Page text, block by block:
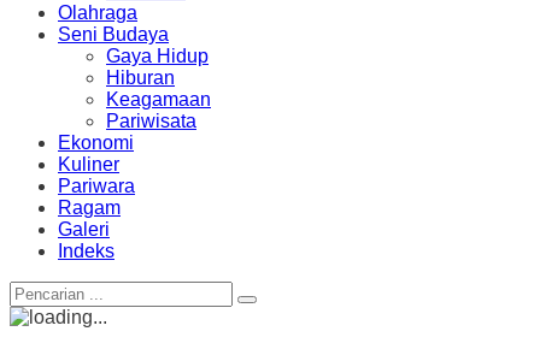
Olahraga
Seni Budaya
Gaya Hidup
Hiburan
Keagamaan
Pariwisata
Ekonomi
Kuliner
Pariwara
Ragam
Galeri
Indeks